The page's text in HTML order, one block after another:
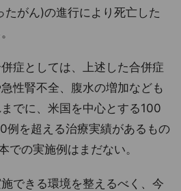
たがん)の進行により死亡した
症としては、上述した合併症
性腎不全、腹水の増加なども
でに、米国を中心とする100
例を超える治療実績があるもの
での実施例はまだない。
できる環境を整えるべく、今